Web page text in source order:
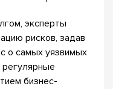
эксперты
рисков, задав
о самых уязвимых
регулярные
бизнес-